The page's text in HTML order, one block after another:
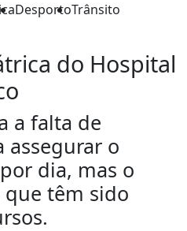
DesportoTrânsito
do Hospital
a falta de
assegurar o
dia, mas o
têm sido